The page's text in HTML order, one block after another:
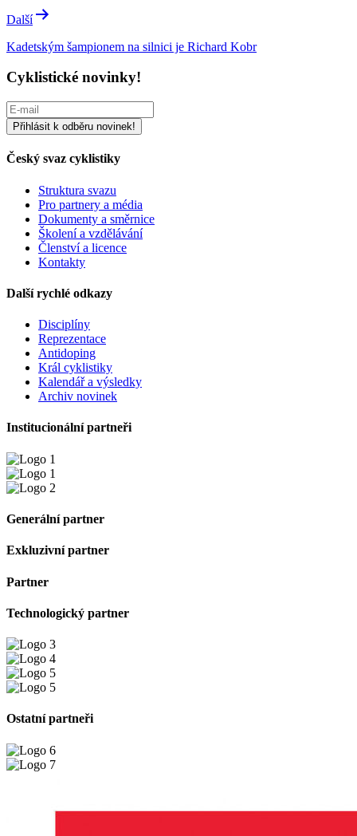
Další
Kadetským šampionem na silnici je Richard Kobr
Cyklistické novinky!
Český svaz cyklistiky
Struktura svazu
Pro partnery a média
Dokumenty a směrnice
Školení a vzdělávání
Členství a licence
Kontakty
Další rychlé odkazy
Disciplíny
Reprezentace
Antidoping
Král cyklistiky
Kalendář a výsledky
Archiv novinek
Institucionální partneři
Generální partner
Exkluzivní partner
Partner
Technologický partner
Ostatní partneři